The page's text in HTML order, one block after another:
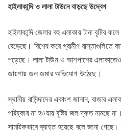
হাইলাকান্দিওলালাটাউনেবাড়ছেউদ্বেগ
হাইলাকান্দি জেলার বহু এলাকায় টানা বৃষ্টির
বেড়েছে। বিশেষ করে গ্রামীণ রাস্তাগুলিতে
পড়েছে। লালা টাউন ও আশপাশের এলাকাতেও
জায়গায় জল জমার অভিযোগ উঠেছে।
স্থানীয় বাসিন্দাদের একাংশ জানান, বাজার
পরিষ্কার না হওয়ায় বৃষ্টির জল দ্রুত নামছে
সাময়িকভাবে ব্যাহত হয়েছে বলে জানা